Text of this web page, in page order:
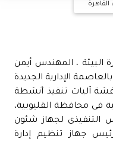
القاهرة
البيئة ، المهندس أيمن
الإدارية الجديدة
آليات تنفيذ أنشطة
فى محافظة القليوبية،
التنفيذى لجهاز شئون
جهاز تنظيم إدارة